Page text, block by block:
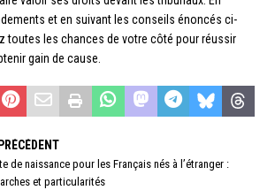
et en suivant les conseils énoncés ci-
toutes les chances de votre côté pour réussir
gain de cause.
PRÉCÉDENT
de naissance pour les Français nés à l’étranger :
et particularités